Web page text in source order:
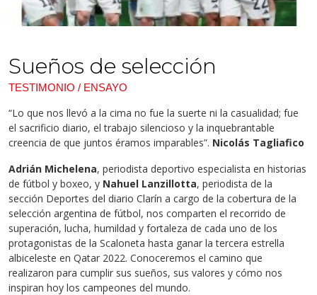
Sueños de selección
TESTIMONIO / ENSAYO
“Lo que nos llevó a la cima no fue la suerte ni la casualidad; fue
el sacrificio diario, el trabajo silencioso y la inquebrantable
creencia de que juntos éramos imparables”. Nicolás Tagliafico
Adrián Michelena, periodista deportivo especialista en historias
de fútbol y boxeo, y Nahuel Lanzillotta, periodista de la
sección Deportes del diario Clarín a cargo de la cobertura de la
selección argentina de fútbol, nos comparten el recorrido de
superación, lucha, humildad y fortaleza de cada uno de los
protagonistas de la Scaloneta hasta ganar la tercera estrella
albiceleste en Qatar 2022. Conoceremos el camino que
realizaron para cumplir sus sueños, sus valores y cómo nos
inspiran hoy los campeones del mundo.